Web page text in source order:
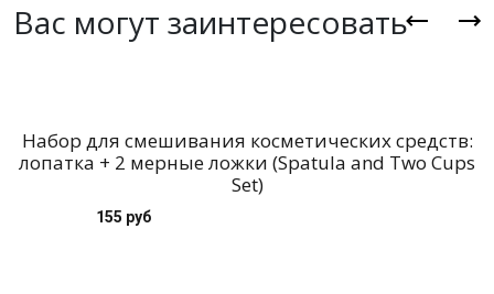
Вас могут заинтересовать
Набор для смешивания косметических средств:
лопатка + 2 мерные ложки (Spatula and Two Cups
Set)
155 руб